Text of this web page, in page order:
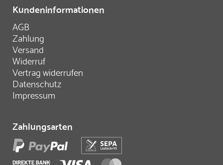
Kundeninformationen
AGB
Zahlung
Versand
Widerruf
Vertrag widerrufen
Datenschutz
Impressum
Zahlungsarten